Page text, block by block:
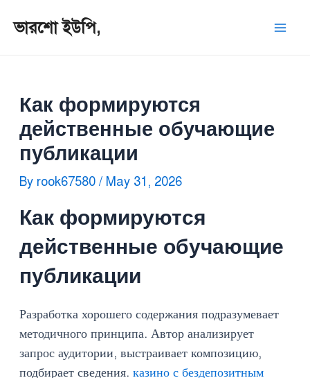
ভারশো ইউপি,
Как формируются
действенные обучающие
публикации
By rook67580 / May 31, 2026
Как формируются
действенные обучающие
публикации
Разработка хорошего содержания подразумевает
методичного принципа. Автор анализирует
запрос аудитории, выстраивает композицию,
подбирает сведения. казино с бездепозитным